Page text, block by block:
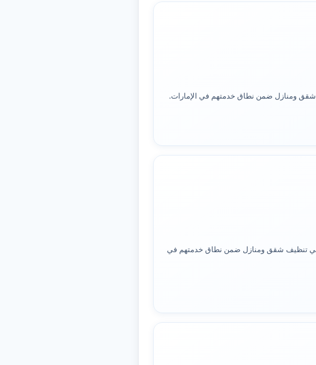
ومنازل ضمن نطاق خدمتهم في الإمارات.
في تنظيف شقق ومنازل ضمن نطاق خدمتهم في